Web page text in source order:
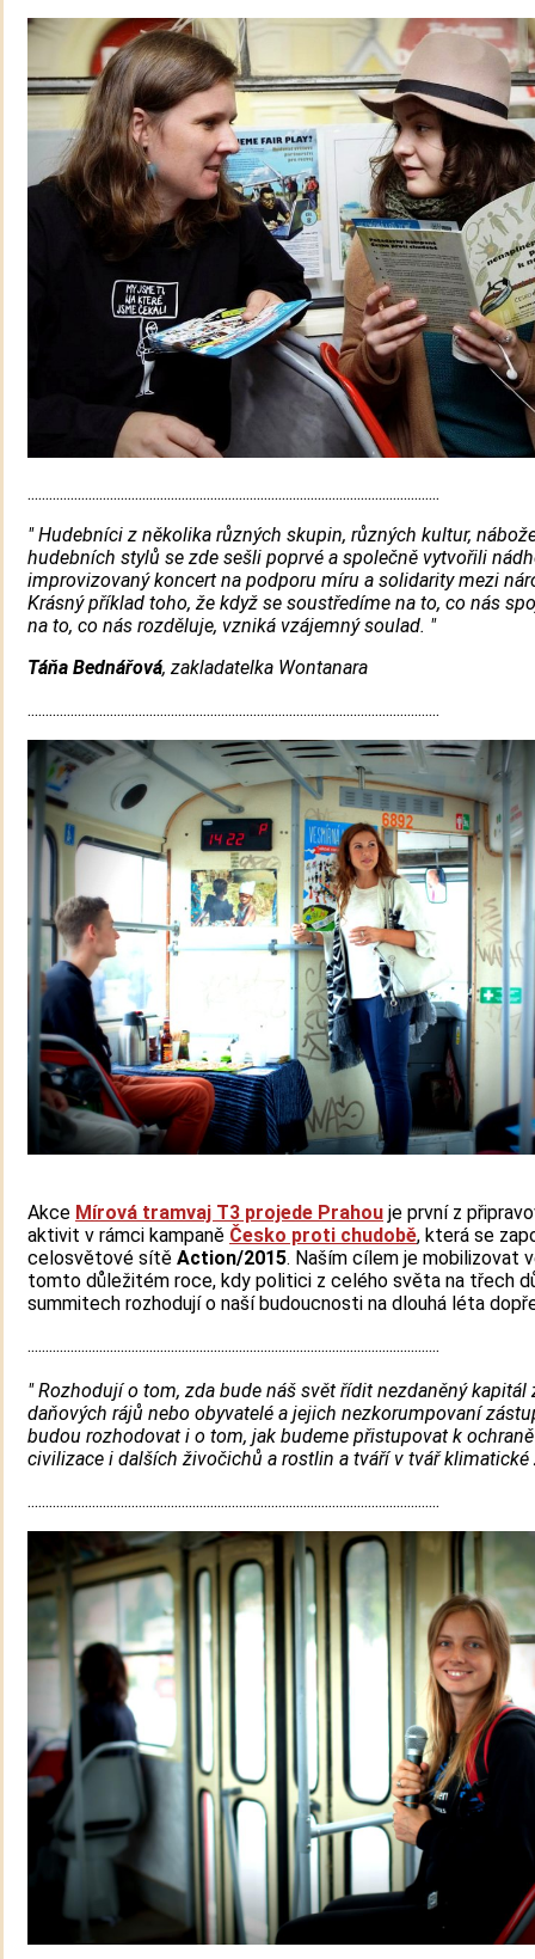
...................................................................................................................
" Hudebníci z několika různých skupin, různých kultur,
hudebních stylů se zde sešli poprvé a společně vytvořili
improvizovaný koncert na podporu míru a solidarity mezi
Krásný příklad toho, že když se soustředíme na to, co nás
na to, co nás rozděluje, vzniká vzájemný soulad. "
Táňa Bednářová, zakladatelka Wontanara
...................................................................................................................
Akce Mírová tramvaj T3 projede Prahou je první z
aktivit v rámci kampaně Česko proti chudobě, která se
celosvětové sítě Action/2015. Naším cílem je mobilizovat
tomto důležitém roce, kdy politici z celého světa na třech
summitech rozhodují o naší budoucnosti na dlouhá léta
...................................................................................................................
" Rozhodují o tom, zda bude náš svět řídit nezdaněný kapitál
daňových rájů nebo obyvatelé a jejich nezkorumpovaní
budou rozhodovat i o tom, jak budeme přistupovat k
civilizace i dalších živočichů a rostlin a tváří v tvář klimatické
...................................................................................................................